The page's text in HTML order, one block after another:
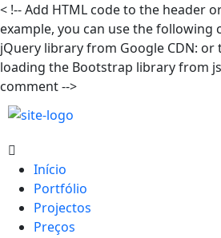
< !-- Add HTML code to the header
example, you can use the following
jQuery library from Google CDN: or
loading the Bootstrap library from
comment -->
Início
Portfólio
Projectos
Preços